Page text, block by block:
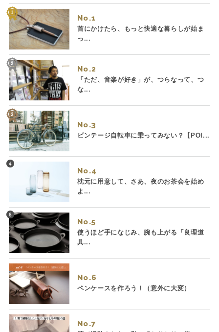
No.
首にかけたら、もっと快適な暮らしが始ま
っ...
No.
「ただ、音楽が好き」が、つらなって、つ
な...
No.
ビンテージ自転車に乗ってみない？【POI...
No.
枕元に用意して、さあ、夜のお茶会を始め
よ...
No.
使うほど手になじみ、腕も上がる「良理道
具...
No.
ペンケースを作ろう！（意外に大変）
No.